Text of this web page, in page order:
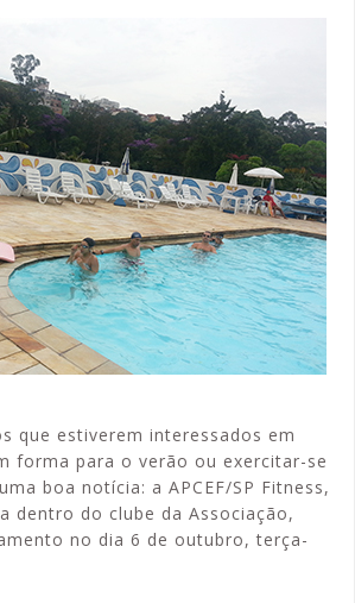
que estiverem interessados em
forma para o verão ou exercitar-se
boa notícia: a APCEF/SP Fitness,
dentro do clube da Associação,
no dia 6 de outubro, terça-